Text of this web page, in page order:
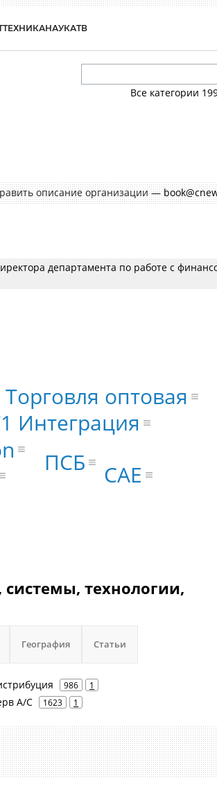
ТЕХНИКАНАУКАТВ
Все категории
описание организации —
департамента по работе с
Интеграция
ПСБ
CAE
Торговля оптовая
технологии,
География Статьи
986 1
А/С 1623 1